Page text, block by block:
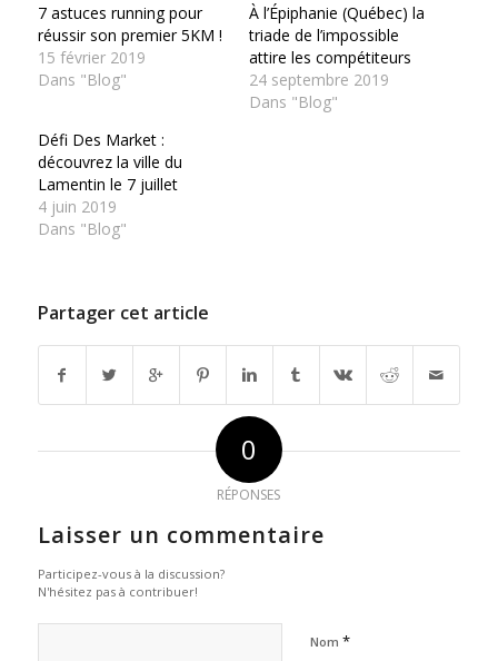
7 astuces running pour
réussir son premier 5KM !
15 février 2019
Dans "Blog"
À l’Épiphanie (Québec) la
triade de l’impossible
attire les compétiteurs
24 septembre 2019
Dans "Blog"
Défi Des Market :
découvrez la ville du
Lamentin le 7 juillet
4 juin 2019
Dans "Blog"
Partager cet article
0
RÉPONSES
Laisser un commentaire
Participez-vous à la discussion?
N'hésitez pas à contribuer!
Nom *